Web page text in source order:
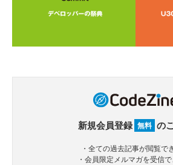
新規会員登録 無料 の
・全ての過去記事が閲覧で
・会員限定メルマガを受信